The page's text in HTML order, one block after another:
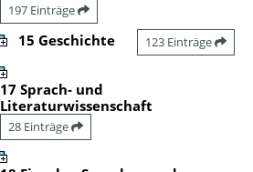
197 Einträge
15 Geschichte 123 Einträge
17 Sprach- und
Literaturwissenschaft
28 Einträge